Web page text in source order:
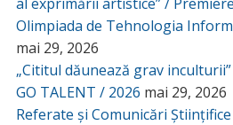
Olimpiada de Tehnologia
mai 29, 2026
„Cititul dăunează grav inculturii”
GO TALENT / 2026 mai 29, 2026
Referate și Comunicări